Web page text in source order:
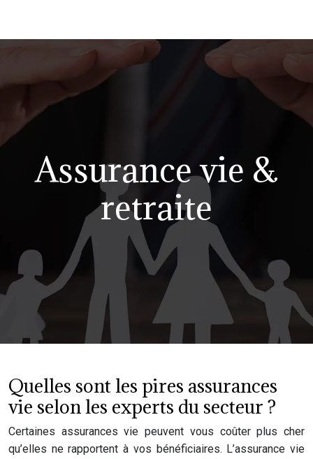
Assurance vie &
retraite
Quelles sont les pires assurances
vie selon les experts du secteur ?
Certaines assurances vie peuvent vous coûter plus cher
qu’elles ne rapportent à vos bénéficiaires. L’assurance vie